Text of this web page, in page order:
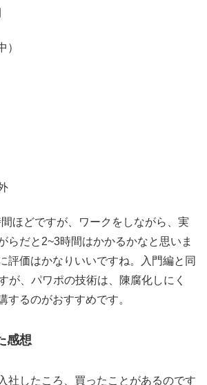
）
ほどですが、ワークをしながら、実
らだと2~3時間はかかるかなと思いま
評価はかなりいいですね。入門編と同
が、パワポの技術は、陳腐化しにく
するのがおすすめです。
感想
社したころ、買ったことがあるのです